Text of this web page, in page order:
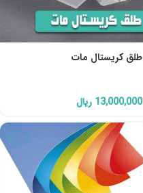
طلق کریستال مات
13,000,000 ریال